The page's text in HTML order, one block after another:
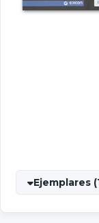
Ejemplares